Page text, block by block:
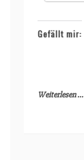
Gefällt mir:
Weiterlesen ...